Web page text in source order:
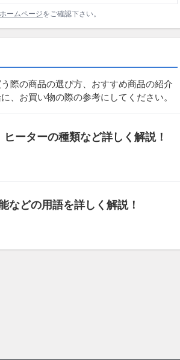
ームページをご確認下さい。
際の商品の選び方、おすすめ商品の紹介
、お買い物の際の参考にしてください。
ーターの種類など詳しく解説！
などの用語を詳しく解説！